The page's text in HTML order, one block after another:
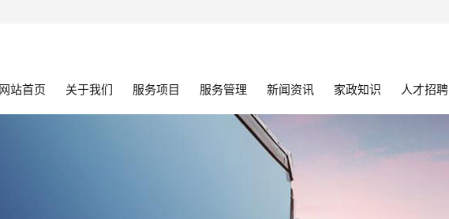
网站首页 关于我们 服务项目 服务管理 新闻资讯 家政知识 人才招聘